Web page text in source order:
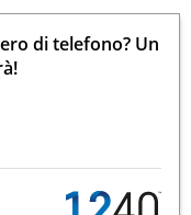
di telefono? Un